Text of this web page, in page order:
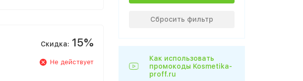
Скидка: 15%
Не действует
Сбросить фильтр
Как использовать
промокоды Kosmetika-
proff.ru